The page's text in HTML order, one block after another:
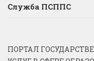
Служба ПСППС
ПОРТАЛ